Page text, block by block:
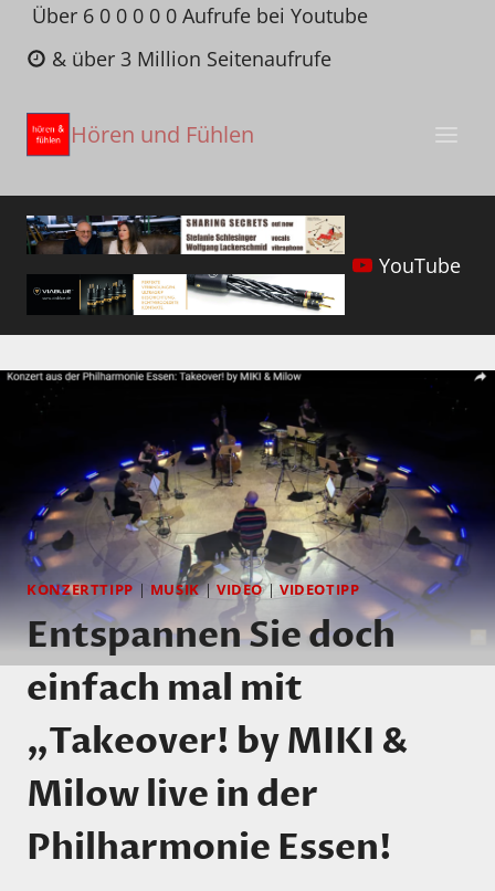
Zum
Inhalt
springen
Über 6 0 0 0 0 0 Aufrufe bei Youtube
& über 3 Million Seitenaufrufe
Hören und Fühlen
YouTube
KONZERTTIPP | MUSIK| VIDEO| VIDEOTIPP
Entspannen Sie doch
einfach mal mit
„Takeover! by MIKI &
Milow live in der
Philharmonie Essen!